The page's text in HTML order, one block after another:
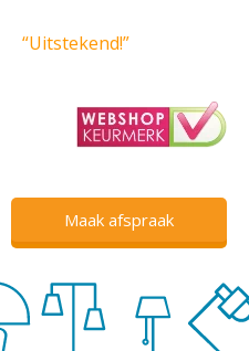
“Uitstekend!”
Maak afspraak